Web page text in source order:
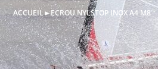
ACCUEIL►ECROU NYLSTOP INOX A4 M8